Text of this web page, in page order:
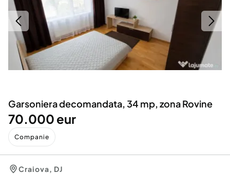
Servicii
Animale de companie
Afaceri și echipamente profesionale
Inchiriere Bunuri si Vehicule
Utilaje agricole si industriale
Piese auto si accesorii
Dacia Duster
Garsoniera decomandata, 34 mp, zona Rovine
70.000 eur
Companie
Craiova, DJ